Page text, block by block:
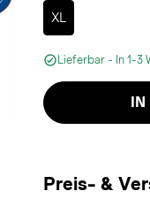
XL
Selected
Lieferbar - In 1-3
IN
Preis- &